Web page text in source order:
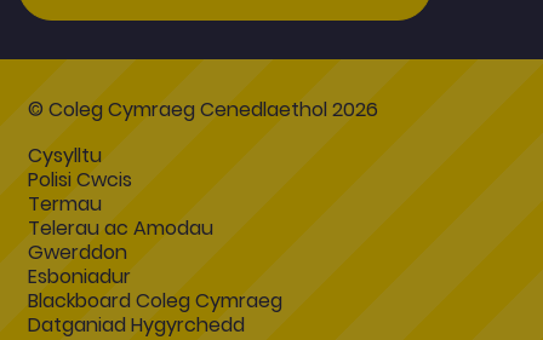
© Coleg Cymraeg Cenedlaethol 2026
Cysylltu
Polisi Cwcis
Termau
Telerau ac Amodau
Gwerddon
Esboniadur
Blackboard Coleg Cymraeg
Datganiad Hygyrchedd